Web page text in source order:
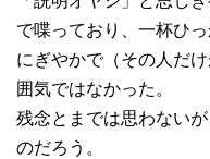
で喋っており、一杯ひ
にぎやかで（その人だ
囲気ではなかった。
残念とまでは思わない
のだろう。